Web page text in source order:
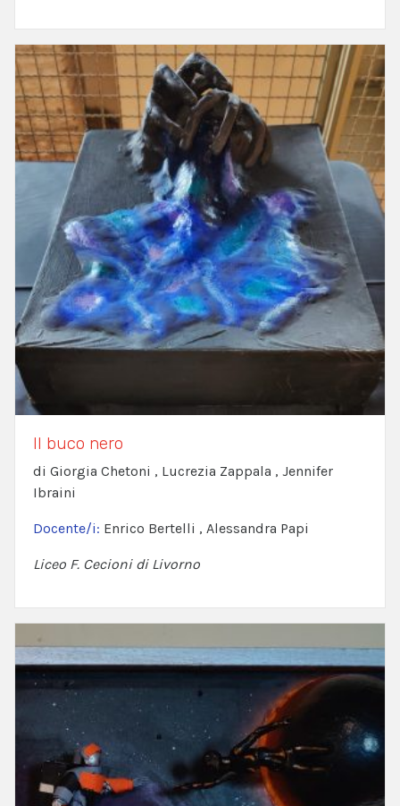
Il buco nero
di Giorgia Chetoni , Lucrezia Zappala , Jennifer
Ibraini
Docente/i: Enrico Bertelli , Alessandra Papi
Liceo F. Cecioni di Livorno